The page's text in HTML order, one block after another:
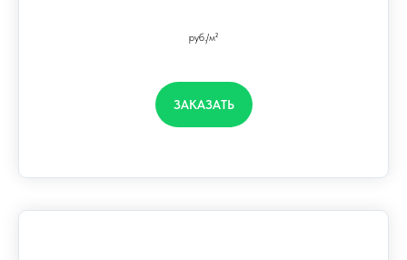
руб./м²
ЗАКАЗАТЬ